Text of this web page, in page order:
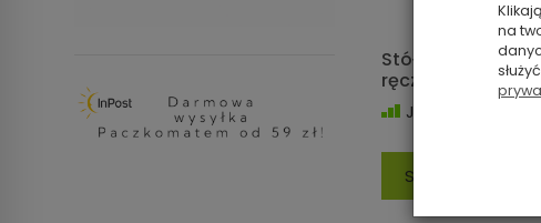
Stół 520 do
ręcznej ze
Jest
Sprawdź
na